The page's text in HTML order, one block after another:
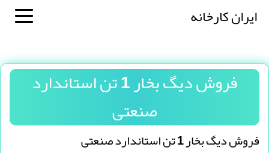
ایران کارخانه
فروش دیگ بخار 1 تن استاندارد
صنعتی
فروش دیگ بخار 1 تن استاندارد صنعتی